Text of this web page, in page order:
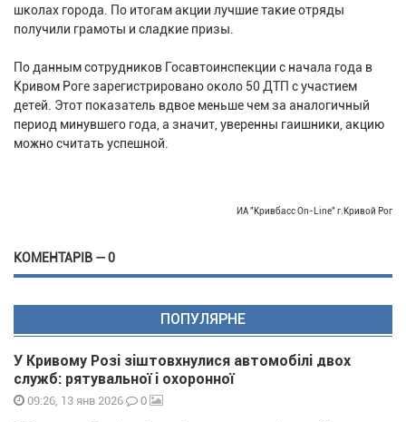
школах города. По итогам акции лучшие такие отряды
получили грамоты и сладкие призы.
По данным сотрудников Госавтоинспекции с начала года в
Кривом Роге зарегистрировано около 50 ДТП с участием
детей. Этот показатель вдвое меньше чем за аналогичный
период минувшего года, а значит, уверенны гаишники, акцию
можно считать успешной.
ИА "Кривбасс On-Line" г.Кривой Рог
КОМЕНТАРІВ — 0
ПОПУЛЯРНЕ
У Кривому Розі зіштовхнулися автомобілі двох
служб: рятувальної і охоронної
09:26, 13 янв 2026 0